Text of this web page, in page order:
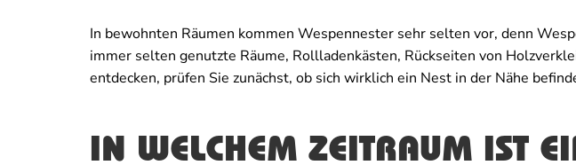
In bewohnten Räumen kommen Wespennester sehr selten vor, denn
immer selten genutzte Räume, Rollladenkästen, Rückseiten von
entdecken, prüfen Sie zunächst, ob sich wirklich ein Nest in der Nähe
IN WELCHEM ZEITRAUM IST